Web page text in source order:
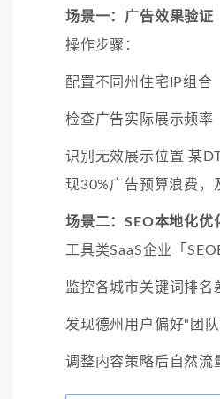
场景一：广告效果验证
操作步骤：
配置不同州住宅IP组合
检查广告实际展示频率
识别无效展示位置 某
现30%广告预算浪费，
场景二：SEO本地化优
工具类SaaS企业「
监控各城市关键词排名
发现德州用户偏好"团
调整内容策略后自然流